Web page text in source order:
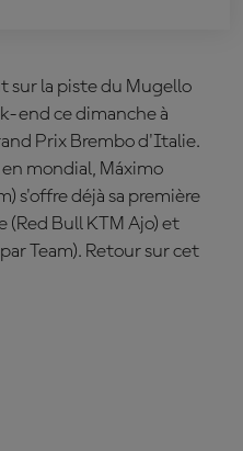
sur la piste du Mugello
end ce dimanche à
Prix Brembo d'Italie.
mondial, Máximo
s'offre déjà sa première
(Red Bull KTM Ajo) et
Team). Retour sur cet